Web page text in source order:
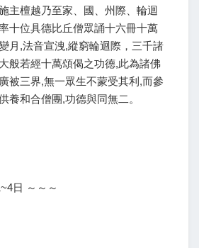
主檀越乃至家、國、州際、輪迴
十位具德比丘僧眾誦十六冊十萬
月,法音宣洩,縱窮輪迴際，三千諸
般若經十萬頌偈之功德,此為諸佛
被三界,無一眾生不蒙受其利,而參
養和合僧團,功德與同無二。
日 ～～～